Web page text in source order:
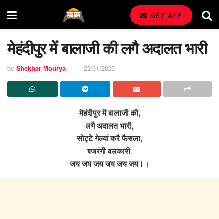
GET APP
मेहंदीपुर में बालाजी की लगै अदालत भारी
by Shekhar Mourya 22/01/2025
मेहंदीपुर में बालाजी की,
लगै अदालत भारी,
सोट्टे गेल्यां करै फैसला,
बजरंगी बलकारी,
जय जय जय जय जय जय।।